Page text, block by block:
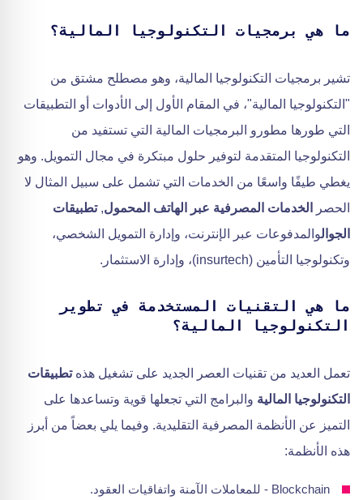
ما هي برمجيات التكنولوجيا المالية؟
تشير برمجيات التكنولوجيا المالية، وهو مصطلح مشتق من
"التكنولوجيا المالية"، في المقام الأول إلى الأدوات أو التطبيقات
التي طورها مطورو البرمجيات المالية التي تستفيد من
التكنولوجيا المتقدمة لتوفير حلول مبتكرة في مجال التمويل. وهو
يغطي طيفًا واسعًا من الخدمات التي تشمل على سبيل المثال لا
الحصر
الخدمات المصرفية عبر الهاتف المحمول,تطبيقات
الجوالوالمدفوعات عبر الإنترنت، وإدارة التمويل الشخصي،
وتكنولوجيا التأمين (insurtech)، وإدارة الاستثمار.
ما هي التقنيات المستخدمة في تطوير
التكنولوجيا المالية؟
تعمل العديد من تقنيات العصر الجديد على تشغيل هذهتطبيقات
التكنولوجيا المالية والبرامج التي تجعلها قوية وتساعدها على
التميز عن الأنظمة المصرفية التقليدية. وفيما يلي بعضاً من أبرز
هذه الأنظمة:
Blockchain - للمعاملات الآمنة واتفاقيات العقود.